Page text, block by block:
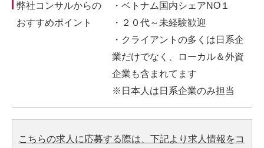
弊社コンサルからの
おすすめポイント
・ベトナム国内シェアNO１
・２０代～未経験歓迎
・クライアントの多くは日系企
業だけでなく、ローカル＆外資
企業も含まれてます
※日本人は日系企業のみ担当
こちらの求人に応募する際は、下記より求人情報をコ